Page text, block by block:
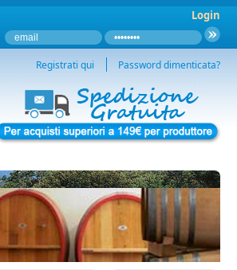
Login
Password dimenticata?
Registrati qui